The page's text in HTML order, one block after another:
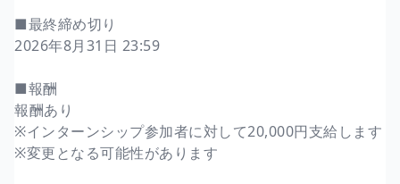
■最終締め切り
2026年8月31日 23:59
■報酬
報酬あり
※インターンシップ参加者に対して20,000円支給します
※変更となる可能性があります